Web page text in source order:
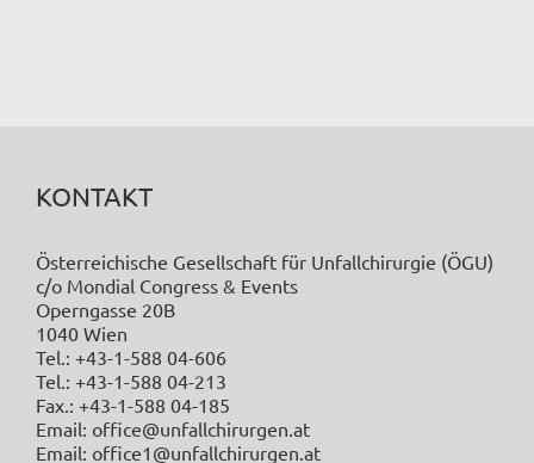
KONTAKT
Österreichische Gesellschaft für Unfallchirurgie (ÖGU)
c/o Mondial Congress & Events
Operngasse 20B
1040 Wien
Tel.: +43-1-588 04-606
Tel.: +43-1-588 04-213
Fax.: +43-1-588 04-185
Email: office@unfallchirurgen.at
Email: office1@unfallchirurgen.at